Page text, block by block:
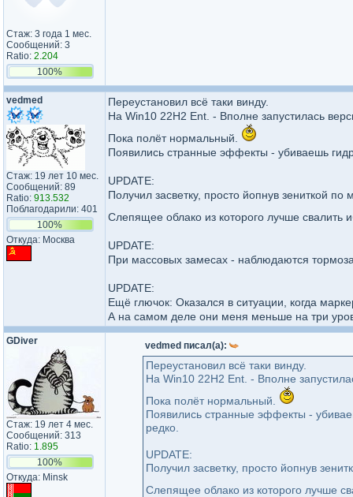
Стаж: 3 года 1 мес.
Сообщений: 3
Ratio: 2.204
100%
vedmed
Стаж: 19 лет 10 мес.
Сообщений: 89
Ratio: 913.532
Поблагодарили: 401
100%
Откуда: Москва
Переустановил всё таки винду.
На Win10 22H2 Ent. - Вполне запустилась
Пока полёт нормальный.
Появились странные эффекты - убиваешь
UPDATE:
Получил засветку, просто йопнув зениткой
Слепящее облако из которого лучше свалить
UPDATE:
При массовых замесах - наблюдаются
UPDATE:
Ещё глючок: Оказался в ситуации, когда
А на самом деле они меня меньше на три
GDiver
Стаж: 19 лет 4 мес.
Сообщений: 313
Ratio: 1.895
100%
Откуда: Minsk
vedmed писал(а):
Переустановил всё таки винду.
На Win10 22H2 Ent. - Вполне
Пока полёт нормальный.
Появились странные эффекты -
редко.
UPDATE:
Получил засветку, просто йопнув
Слепящее облако из которого лучше